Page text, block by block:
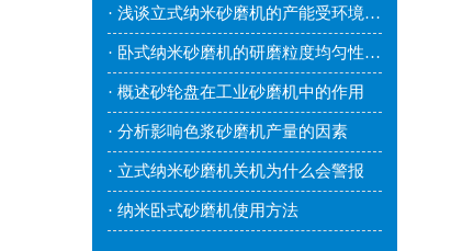
· 浅谈立式纳米砂磨机的产能受环境因素影响吗？
· 卧式纳米砂磨机的研磨粒度均匀性较好
· 概述砂轮盘在工业砂磨机中的作用
· 分析影响色浆砂磨机产量的因素
· 立式纳米砂磨机关机为什么会警报
· 纳米卧式砂磨机使用方法